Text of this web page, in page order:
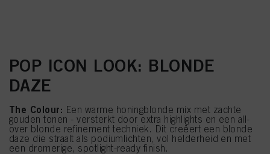
POP ICON LOOK: BLONDE
DAZE
The Colour: Een warme honingblonde mix met zachte
gouden tonen - versterkt door extra highlights en een all-
over blonde refinement techniek. Dit creëert een blonde
daze die straalt als podiumlichten, vol helderheid en met
een dromerige, spotlight-ready finish.